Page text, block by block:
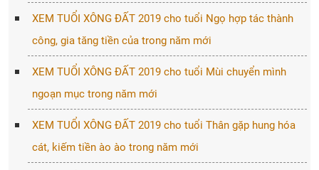
XEM TUỔI XÔNG ĐẤT 2019 cho tuổi Ngọ hợp tác thành
công, gia tăng tiền của trong năm mới
XEM TUỔI XÔNG ĐẤT 2019 cho tuổi Mùi chuyển mình
ngoạn mục trong năm mới
XEM TUỔI XÔNG ĐẤT 2019 cho tuổi Thân gặp hung hóa
cát, kiếm tiền ào ào trong năm mới